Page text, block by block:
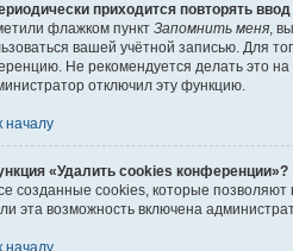
приходится повторять
флажком пункт Запомнить меня,
вашей учётной записью. Для
Не рекомендуется делать это
отключил эту функцию.
началу
«Удалить cookies конференции»?
созданные cookies, которые
эта возможность включена
началу